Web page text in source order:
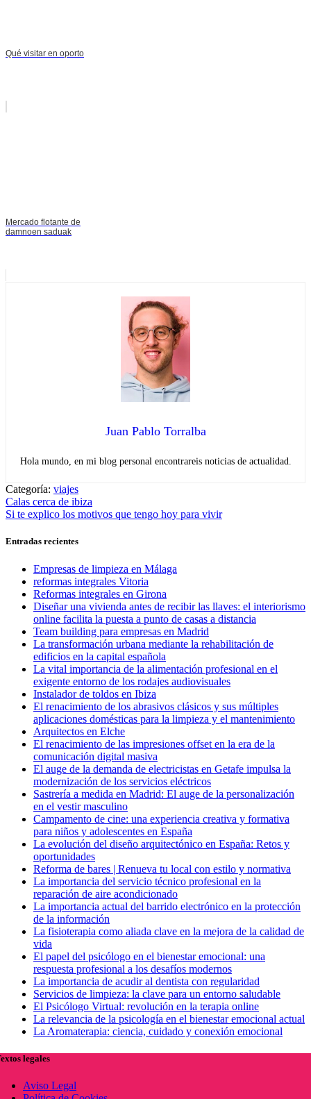
Qué visitar en oporto
Mercado flotante de
damnoen saduak
Juan Pablo Torralba
Hola mundo, en mi blog personal encontrareis noticias de actualidad.
Categoría: viajes
Navegación
de
entradas
Entrada
anterior:
Calas cerca de ibiza
Entrada
Si te explico los motivos que tengo hoy para vivir
Entradas recientes
Empresas de limpieza en Málaga
reformas integrales Vitoria
Reformas integrales en Girona
Diseñar una vivienda antes de recibir las llaves: el interiorismo
online facilita la puesta a punto de casas a distancia
Team building para empresas en Madrid
La transformación urbana mediante la rehabilitación de
edificios en la capital española
La vital importancia de la alimentación profesional en el
exigente entorno de los rodajes audiovisuales
Instalador de toldos en Ibiza
El renacimiento de los abrasivos clásicos y sus múltiples
aplicaciones domésticas para la limpieza y el mantenimiento
Arquitectos en Elche
El renacimiento de las impresiones offset en la era de la
comunicación digital masiva
El auge de la demanda de electricistas en Getafe impulsa la
modernización de los servicios eléctricos
Sastrería a medida en Madrid: El auge de la personalización
en el vestir masculino
Campamento de cine: una experiencia creativa y formativa
para niños y adolescentes en España
La evolución del diseño arquitectónico en España: Retos y
oportunidades
Reforma de bares | Renueva tu local con estilo y normativa
La importancia del servicio técnico profesional en la
reparación de aire acondicionado
La importancia actual del barrido electrónico en la protección
de la información
La fisioterapia como aliada clave en la mejora de la calidad de
vida
El papel del psicólogo en el bienestar emocional: una
respuesta profesional a los desafíos modernos
La importancia de acudir al dentista con regularidad
Servicios de limpieza: la clave para un entorno saludable
El Psicólogo Virtual: revolución en la terapia online
La relevancia de la psicología en el bienestar emocional actual
La Aromaterapia: ciencia, cuidado y conexión emocional
legales
Aviso Legal